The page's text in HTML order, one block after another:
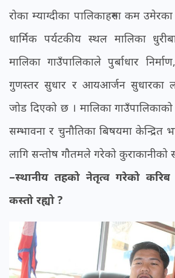
रोका म्याग्दीका पालिकाहरुमा कम
धार्मिक पर्यटकीय स्थल मालिका
मालिका गाउँपालिकाले पुर्बाधार
गुणस्तर सुधार र आयआर्जन सुधारका
जोड दिएको छ । मालिका गाउँपालिकाको
सम्भावना र चुनौतिका बिषयमा केन्द्रित
लागि सन्तोष गौतमले गरेको कुराकानीको
–स्थानीय तहको नेतृत्व गरेको
कस्तो रह्यो ?